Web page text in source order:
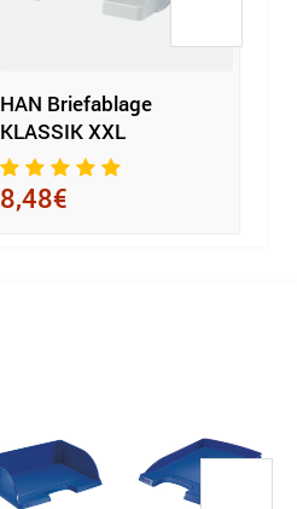
HAN Briefablage
KLASSIK XXL
8,48€